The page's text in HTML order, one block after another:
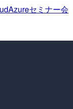
Azureセミナー会